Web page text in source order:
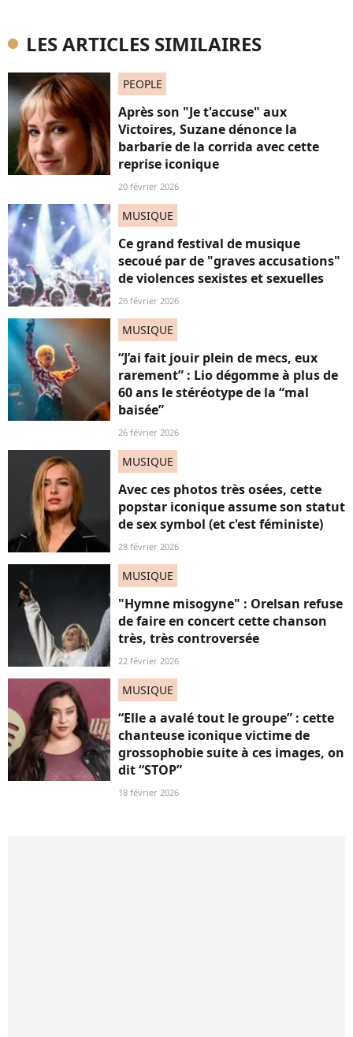
LES ARTICLES SIMILAIRES
PEOPLE
Après son "Je t'accuse" aux
Victoires, Suzane dénonce la
barbarie de la corrida avec cette
reprise iconique
20 février 2026
MUSIQUE
Ce grand festival de musique
secoué par de "graves accusations"
de violences sexistes et sexuelles
26 février 2026
MUSIQUE
“J’ai fait jouir plein de mecs, eux
rarement” : Lio dégomme à plus de
60 ans le stéréotype de la “mal
baisée”
26 février 2026
MUSIQUE
Avec ces photos très osées, cette
popstar iconique assume son statut
de sex symbol (et c'est féministe)
28 février 2026
MUSIQUE
"Hymne misogyne" : Orelsan refuse
de faire en concert cette chanson
très, très controversée
22 février 2026
MUSIQUE
“Elle a avalé tout le groupe” : cette
chanteuse iconique victime de
grossophobie suite à ces images, on
dit “STOP”
18 février 2026